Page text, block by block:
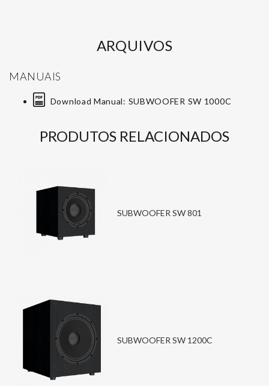
ARQUIVOS
MANUAIS
Download Manual: SUBWOOFER SW 1000C
PRODUTOS RELACIONADOS
SUBWOOFER SW 801
SUBWOOFER SW 1200C